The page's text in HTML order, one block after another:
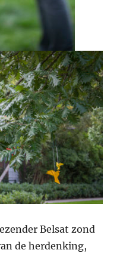
Belsat zond
de herdenking,